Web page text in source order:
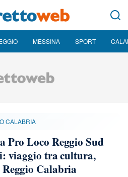
MESSINA SPORT
CALABRIA
Pro Loco Reggio Sud
viaggio tra cultura,
Calabria